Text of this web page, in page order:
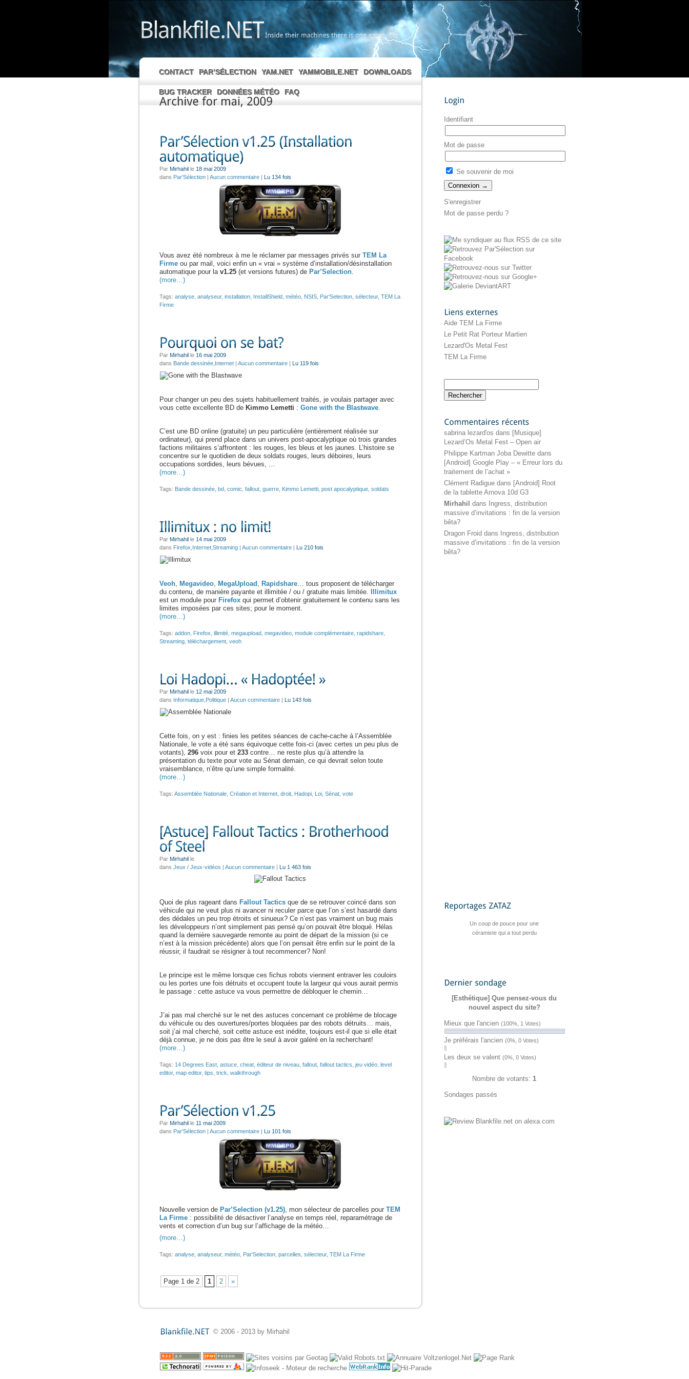
CONTACT PAR’SÉLECTION
BUG TRACKER DONNÉES MÉTÉO FAQ
YAM.NET YAMMOBILE.NET DOWNLOADS
Par Mirhahil le 18 mai 2009
dans Par'Sélection | Aucun commentaire | Lu 134 fois
Vous avez été nombreux à me le réclamer par messages privés sur TEM La
Firme ou par mail, voici enfin un « vrai » système d’installation/désinstallation
automatique pour la v1.25 (et versions futures) de Par’Selection.
(more…)
Tags: analyse analyseur, installation InstallShield météo NSIS Par'Selection sélecteur, TEM La
Firme
Par Mirhahil le 16 mai 2009
dans Bande dessinée Internet | Aucun commentaire | Lu 119 fois
Pour changer un peu des sujets habituellement traités, je voulais partager avec
vous cette excellente BD de Kimmo Lemetti : Gone with the Blastwave.
C’est une BD online (gratuite) un peu particulière (entièrement réalisée sur
ordinateur), qui prend place dans un univers post-apocalyptique où trois grandes
factions militaires s’affrontent : les rouges, les bleus et les jaunes. L’histoire se
concentre sur le quotidien de deux soldats rouges, leurs déboires, leurs
occupations sordides, leurs bévues, …
(more…)
Tags: Bande dessinée bd comic fallout guerre Kimmo Lemetti post apocalyptique soldats
Par Mirhahil le 14 mai 2009
dans Firefox Internet Streaming | Aucun commentaire | Lu 210 fois
Veoh, Megavideo, MegaUpload , Rapidshare… tous proposent de télécharger
du contenu, de manière payante et illimitée / ou / gratuite mais limitée.
Illimitux
est un module pour Firefox qui permet d’obtenir gratuitement le contenu sans les
limites imposées par ces sites; pour le moment.
(more…)
Tags: addon Firefox illimité megaupload megavideo module complémentaire rapidshare
Streaming téléchargement veoh
Par Mirhahil le 12 mai 2009
dans Informatique Politique | Aucun commentaire | Lu 143 fois
Cette fois, on y est : finies les petites séances de cache-cache à l’Assemblée
Nationale, le vote a été sans équivoque cette fois-ci (avec certes un peu plus de
votants), 296 voix pour et 233 contre… ne reste plus qu’à attendre la
présentation du texte pour vote au Sénat demain, ce qui devrait selon toute
vraisemblance, n’être qu’une simple formalité.
(more…)
Tags: Assemblée Nationale Création et Internet droit Hadopi Loi Sénat vote
Par Mirhahil le
dans Jeux / Jeux-vidéos | Aucun commentaire | Lu 1 463 fois
Quoi de plus rageant dans Fallout Tactics que de se retrouver coincé dans son
véhicule qui ne veut plus ni avancer ni reculer parce que l’on s’est hasardé dans
des dédales un peu trop étroits et sinueux? Ce n’est pas vraiment un bug mais
les développeurs n’ont simplement pas pensé qu’on pouvait être bloqué. Hélas
quand la dernière sauvegarde remonte au point de départ de la mission (si ce
n’est à la mission précédente) alors que l’on pensait être enfin sur le point de la
réussir, il faudrait se résigner à tout recommencer? Non!
Le principe est le même lorsque ces fichus robots viennent entraver les couloirs
ou les portes une fois détruits et occupent toute la largeur qui vous aurait permis
le passage : cette astuce va vous permettre de débloquer le chemin…
J’ai pas mal cherché sur le net des astuces concernant ce problème de blocage
du véhicule ou des ouvertures/portes bloquées par des robots détruits… mais,
soit j’ai mal cherché, soit cette astuce est inédite, toujours est-il que si elle était
déjà connue, je ne dois pas être le seul à avoir galéré en la recherchant!
(more…)
Tags: 14 Degrees East astuce cheat éditeur de niveau fallout fallout tactics jeu vidéo level
editor, map editor, tips trick walkthrough
Par Mirhahil le 11 mai 2009
dans Par'Sélection | Aucun commentaire | Lu 101 fois
Nouvelle version de Par’Selection (v1.25), mon sélecteur de parcelles pour TEM
La Firme : possibilité de désactiver l’analyse en temps réel, reparamétrage de
vents et correction d’un bug sur l’affichage de la météo…
(more…)
Tags: analyse analyseur, météo Par'Selection parcelles sélecteur, TEM La Firme
Page 1 de 2 1 2 »
Identifiant
Mot de passe
Se souvenir de moi
S'enregistrer
Mot de passe perdu ?
Aide TEM La Firme
Le Petit Rat Porteur Martien
Lezard'Os Metal Fest
TEM La Firme
sabrina lezard'os dans [Musique]
Lezard’Os Metal Fest – Open air
Philippe Kartman Joba Dewitte dans
[Android] Google Play – « Erreur lors du
traitement de l’achat »
Clément Radigue dans [Android] Root
de la tablette Arnova 10d G3
Mirhahil dans Ingress, distribution
massive d’invitations : fin de la version
bêta?
Dragon Froid dans Ingress, distribution
massive d’invitations : fin de la version
bêta?
Une cyberattaque vise plus de 30
réseaux d’eau
L’UE valide une initiative contre
l’identité numérique
Sanction de 23andMe après une fuite
de données
Un coup de pouce pour une
céramiste qui a tout perdu
Cyber’Smile : la playlist d’été de
Cyber actualités ZATAZ de la
semaine du 27 juillet au 2 août 2026
Un pirate revendique un accès au
CRM d’ENI
Hacktivisme : une fuite
Control ressort du darkweb !
Quatre jeux cyber pour stimuler vos
vacances
Planity visée par une vente
présumée de données piratées
[Esthétique] Que pensez-vous du
nouvel aspect du site?
Mieux que l'ancien (100%, 1 Votes)
Je préférais l'ancien (0%, 0 Votes)
Les deux se valent (0%, 0 Votes)
Nombre de votants: 1
Sondages passés
© 2006 - 2013 by Mirhahil